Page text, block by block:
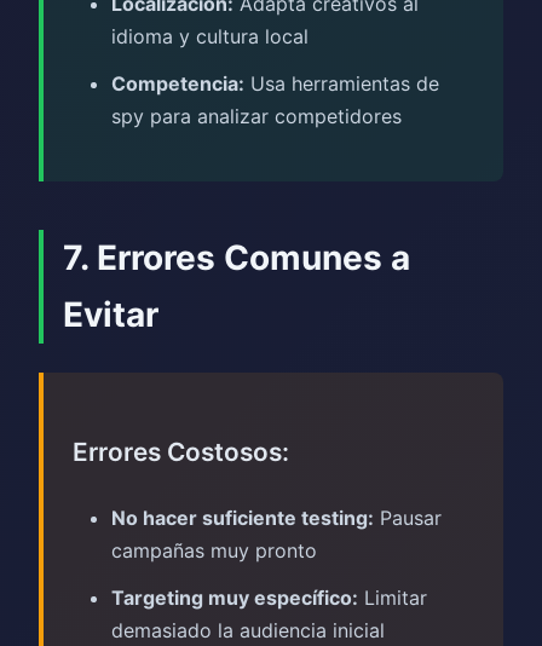
idioma y cultura local
Competencia: Usa herramientas de
spy para analizar competidores
7. Errores Comunes a
Evitar
Errores Costosos:
No hacer suficiente testing: Pausar
campañas muy pronto
Targeting muy específico: Limitar
demasiado la audiencia inicial